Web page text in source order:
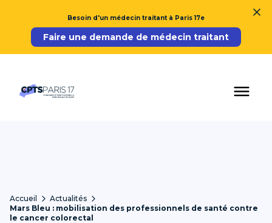
Besoin d'un médecin traitant à Paris 17e
Faire une demande de médecin traitant
Accueil
Actualités
Mars Bleu : mobilisation des professionnels de santé contre
le cancer colorectal